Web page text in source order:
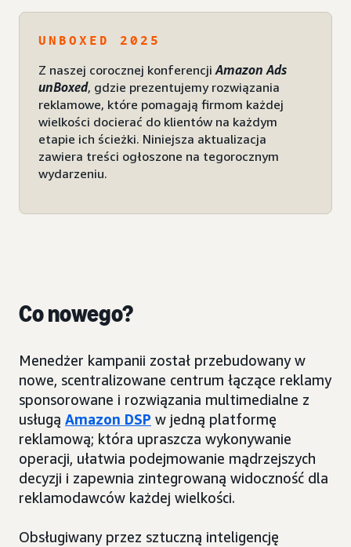
UNBOXED 2025
Z naszej corocznej konferencjiAmazon Ads
unBoxed, gdzie prezentujemy rozwiązania
reklamowe, które pomagają firmom każdej
wielkości docierać do klientów na każdym
etapie ich ścieżki. Niniejsza aktualizacja
zawiera treści ogłoszone na tegorocznym
wydarzeniu.
Co nowego?
Menedżer kampanii został przebudowany w
nowe, scentralizowane centrum łączące reklamy
sponsorowane i rozwiązania multimedialne z
usługą Amazon DSP w jedną platformę
reklamową; która upraszcza wykonywanie
operacji, ułatwia podejmowanie mądrzejszych
decyzji i zapewnia zintegrowaną widoczność dla
reklamodawców każdej wielkości.
Obsługiwany przez sztuczną inteligencję